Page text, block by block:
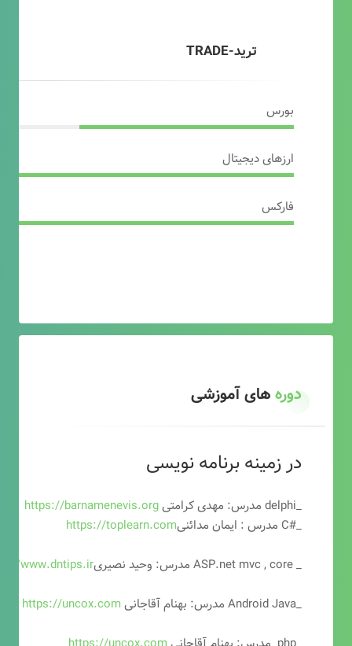
ترید-TRADE
بورس
ارزهای دیجیتال
فارکس
دورههای آموزشی
در زمینه برنامه نویسی
_delphi مدرس: مهدی کرامتی
https://barnamenevis.org
_#C مدرس : ایمان مدائنی
https://toplearn.com
_ ASP.net mvc , core مدرس: وحید نصیری
www.dntips.ir
_Android Java مدرس: بهنام آقاجانی
https://uncox.com